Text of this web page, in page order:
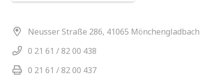
Neusser Straße 286, 41065 Mönchengladbach
0 21 61 / 82 00 438
0 21 61 / 82 00 437